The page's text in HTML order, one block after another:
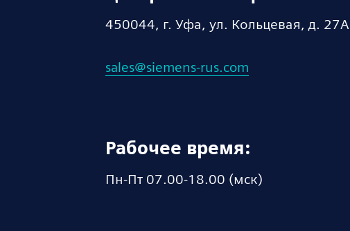
450044, г. Уфа, ул. Кольцевая, д. 27А
sales@siemens-rus.com
Пн-Пт 07.00-18.00 (мск)
Рабочее время: